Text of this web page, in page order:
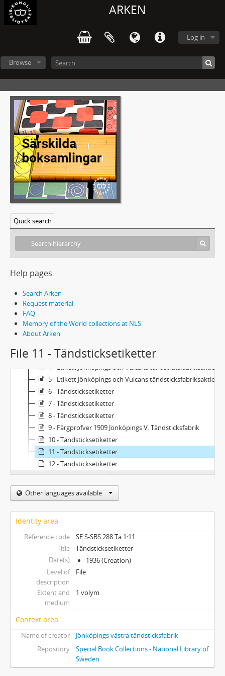
ARKEN
Log in
Browse
Quick search
Help pages
Search Arken
Request material
FAQ
Memory of the World collections at NLS
About Arken
File 11 - Tändsticksetiketter
288 Tä 1 - Tändsticksetiketter
1 - Etikettbok Jönköpings och Vulcans tändsticksfabriksaktiebolag 1-1506
3 - Etikett Jönköpings och Vulcans tändsticksfabriksaktiebolag 3541-5955
4 - Etikett Jönköpings och Vulcans tändsticksfabriksaktiebolag 5956-7291
5 - Etikett Jönköpings och Vulcans tändsticksfabriksaktiebolag 7292-8521
6 - Tändsticksetiketter
7 - Tändsticksetiketter
8 - Tändsticksetiketter
9 - Färgprofver 1909 Jönköpings V. Tändsticksfabrik
10 - Tändsticksetiketter
11 - Tändsticksetiketter
12 - Tändsticksetiketter
Other languages available
Identity area
Reference code
SE S-SBS 288 Tä 1:11
Title
Tändsticksetiketter
Date(s)
1936 (Creation)
Level of
description
File
Extent and
medium
1 volym
Context area
Name of creator
Jönköpings västra tändsticksfabrik
Repository
Special Book Collections - National Library of
Sweden